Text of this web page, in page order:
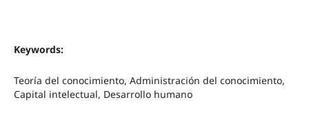
Keywords:
Teoría del conocimiento, Administración del conocimiento,
Capital intelectual, Desarrollo humano